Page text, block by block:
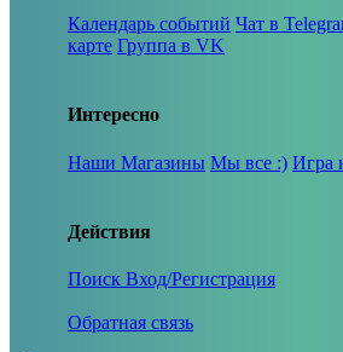
Календарь событий Чат в
карте Группа в VK
Интересно
Наши Магазины Мы все :) Игра
Действия
Поиск Вход/Регистрация
Обратная связь